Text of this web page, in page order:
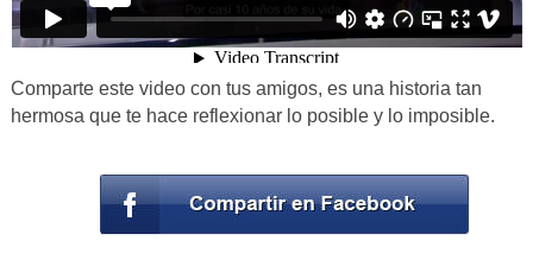
Comparte este video con tus amigos, es una historia tan
hermosa que te hace reflexionar lo posible y lo imposible.